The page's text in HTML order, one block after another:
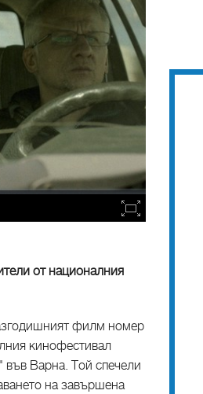
от националния
филм номер
кинофестивал
във Варна. Той спечели
на завършена